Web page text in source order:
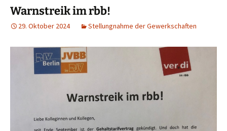
Warnstreik im rbb!
29. Oktober 2024 Stellungnahme der Gewerkschaften